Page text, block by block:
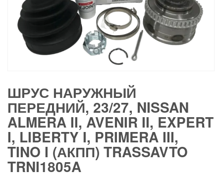
ШРУС НАРУЖНЫЙ
ПЕРЕДНИЙ, 23/27, NISSAN
ALMERA II, AVENIR II, EXPERT
I, LIBERTY I, PRIMERA III,
TINO I (АКПП) TRASSAVTO
TRNI1805A